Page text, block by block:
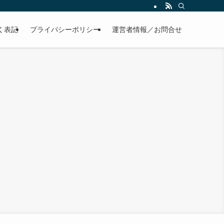
表記 プライバシーポリシー 運営者情報／お問合せ